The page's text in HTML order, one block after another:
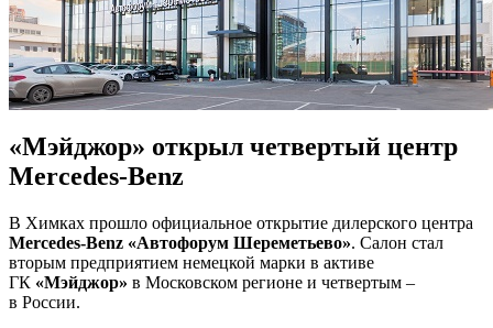
«Мэйджор» открыл четвертый центр
Mercedes-Benz
В Химках прошло официальное открытие дилерского центра
Mercedes-Benz «Автофорум Шереметьево». Салон стал
вторым предприятием немецкой марки в активе
ГК «Мэйджор» в Московском регионе и четвертым –
в России.